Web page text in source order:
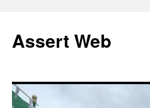
テ
ン
ス
キ
ッ
Assert Web